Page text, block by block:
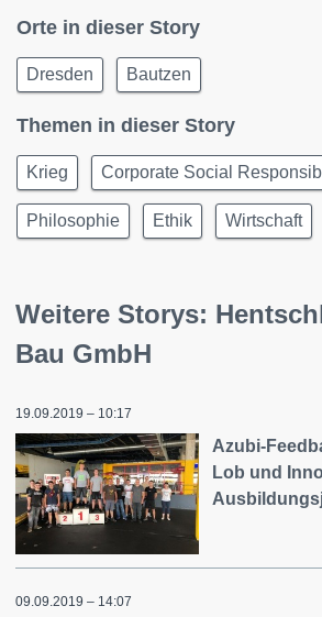
Orte in dieser Story
Dresden Bautzen
Themen in dieser Story
Krieg Corporate Social
Philosophie Ethik Wirtschaft
Weitere Storys:
Bau GmbH
19.09.2019 – 10:17
Azubi-
Lob und
09.09.2019 – 14:07